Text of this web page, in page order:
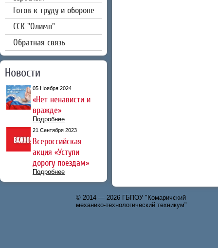
Готов к труду и обороне
CCК "Олимп"
Обратная связь
Новости
05 Ноября 2024
«Нет ненависти и
вражде»
Подробнее
21 Сентября 2023
Всероссийская
акция «Уступи
дорогу поездам»
Подробнее
© 2014 — 2026 ГБПОУ "Комаричский
механико-технологический техникум"